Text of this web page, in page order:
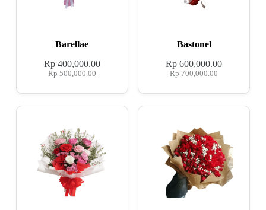
Barellae
Rp500,000.00
Rp400,000.00
Bastonel
Rp700,000.00
Rp 600,000.00